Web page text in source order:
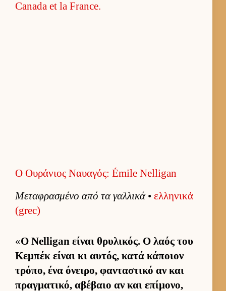
Ο Ουράνιος Ναυαγός: Émile Nelligan
Μεταφρασμένο από τα γαλ­λικά• ελ­ληνικά
(grec)
«Ο Nelligan εί­ναι θρυλικός. Ο λαός του
Κεμπέκ εί­ναι κι αυ­τός, κατά κάποιον
τρόπο, ένα όνει­ρο, φανταστικό αν και
πραγ­ματικό, αβέβαιο αν και επίμονο,